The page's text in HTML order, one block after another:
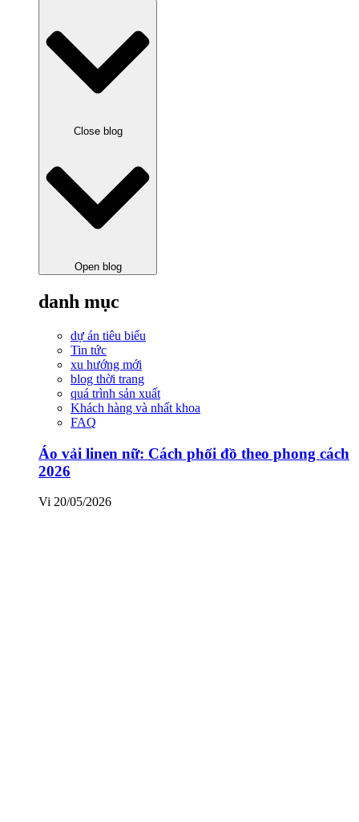
Close blog
Open blog
danh mục
dự án tiêu biểu
Tin tức
xu hướng mới
blog thời trang
quá trình sản xuất
Khách hàng và nhất khoa
FAQ
Áo vải linen nữ: Cách phối đồ theo phong cách
2026
Vi 20/05/2026